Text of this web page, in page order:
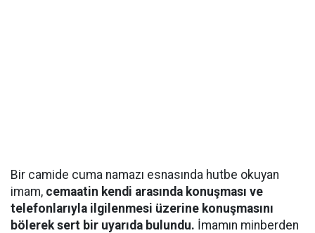
Bir camide cuma namazı esnasında hutbe okuyan
imam, cemaatin kendi arasında konuşması ve
telefonlarıyla ilgilenmesi üzerine konuşmasını
bölerek sert bir uyarıda bulundu. İmamın minberden